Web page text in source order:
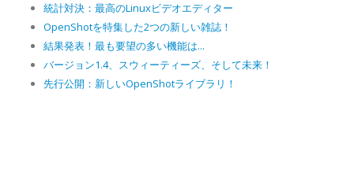
統計対決：最高のLinuxビデオエディター
OpenShotを特集した2つの新しい雑誌！
結果発表！最も要望の多い機能は...
バージョン1.4、スウィーティーズ、そして未来！
先行公開：新しいOpenShotライブラリ！